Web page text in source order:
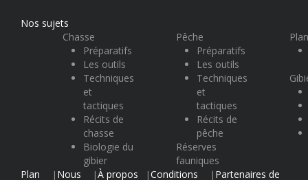
Nos sujets
Chasse
Préparatifs
Les outils
Techniques
et
tactiques
Récits de
chasse
Biologie du
gibier
Pêche
Préparatifs
Les outils
Techniques
et
tactiques
Récits de
pêche
Réserves
fauniques
Plan
| Nous
|À propos
|Conditions
| Partenaires de